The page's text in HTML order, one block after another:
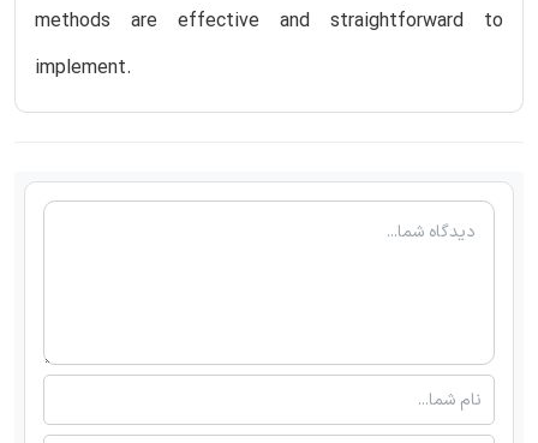
methods are effective and straightforward to
implement.